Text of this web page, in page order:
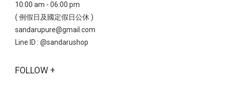
10:00 am - 06:00 pm
( 例假日及國定假日公休 )
sandarupure@gmail.com
Line ID : @sandarushop
FOLLOW +